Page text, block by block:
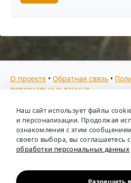
О проекте • Обратная связь •
персональных данных
Мы собираем отзывы,
предоставляем всю информацию
России. Также анализируем
труда: отслеживаем динамику
безработицы и общую
Независимый портал-
Наш сайт использует файлы
и персонализации. Продолжая
ознакомления с этим
своего выбора, вы соглашаетесь
обработки персональных данных